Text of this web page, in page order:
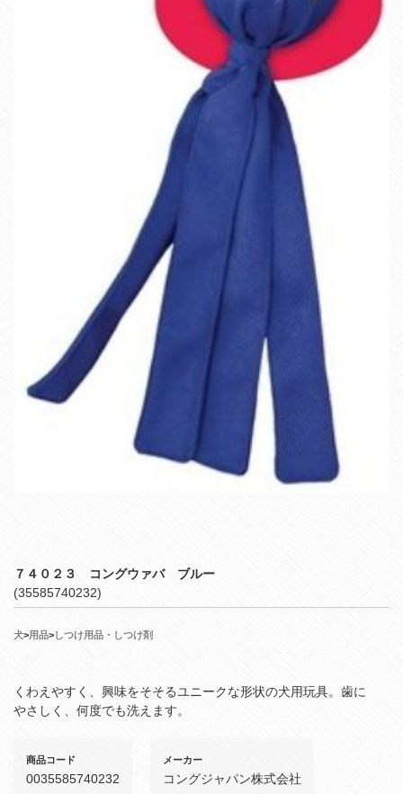
７４０２３ コングウァバ ブルー
(35585740232)
犬>用品>しつけ用品・しつけ剤
くわえやすく、興味をそそるユニークな形状の犬用玩具。歯に
やさしく、何度でも洗えます。
商品コード
0035585740232
メーカー
コングジャパン株式会社